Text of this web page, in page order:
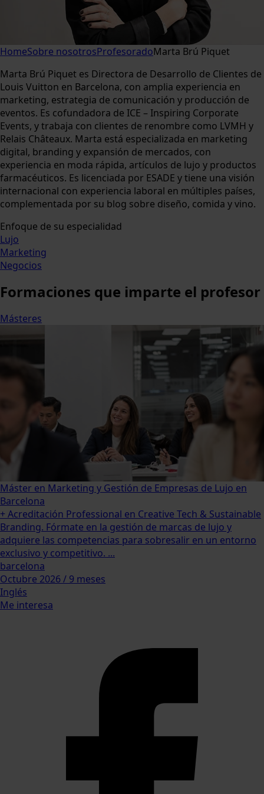
HomeSobre nosotrosProfesoradoMarta Brú Piquet
Marta Brú Piquet es Directora de Desarrollo de Clientes de
Louis Vuitton en Barcelona, con amplia experiencia en
marketing, estrategia de comunicación y producción de
eventos. Es cofundadora de ICE – Inspiring Corporate
Events, y trabaja con clientes de renombre como LVMH y
Relais Châteaux. Marta está especializada en marketing
digital, branding y expansión de mercados, con
experiencia en moda rápida, artículos de lujo y productos
farmacéuticos. Es licenciada por ESADE y tiene una visión
internacional con experiencia laboral en múltiples países,
complementada por su blog sobre diseño, comida y vino.
Enfoque de su especialidad
Lujo
Marketing
Negocios
Formaciones que imparte el profesor
Másteres
Máster en Marketing y Gestión de Empresas de Lujo en
Barcelona
+ Acreditación Professional en Creative Tech & Sustainable
Branding. Fórmate en la gestión de marcas de lujo y
adquiere las competencias para sobresalir en un entorno
exclusivo y competitivo. ...
barcelona
Octubre 2026 / 9 meses
Inglés
Me interesa